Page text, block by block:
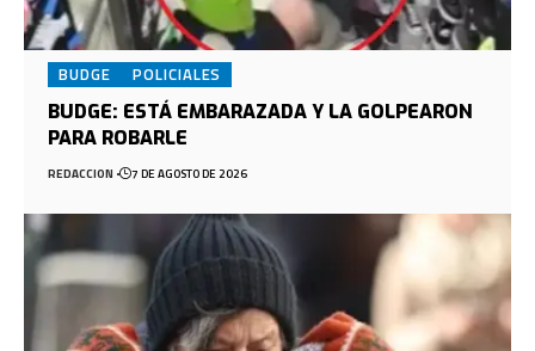
BUDGE POLICIALES
BUDGE: ESTÁ EMBARAZADA Y LA GOLPEARON
PARA ROBARLE
REDACCION 7 DE AGOSTO DE 2026